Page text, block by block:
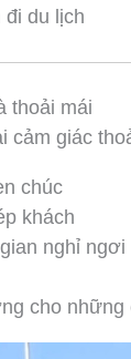
đi du lịch
thoải mái
cảm giác
chúc
khách
nghỉ ngơi
cho